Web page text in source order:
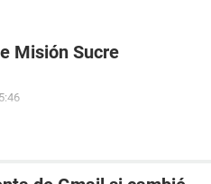
Misión Sucre